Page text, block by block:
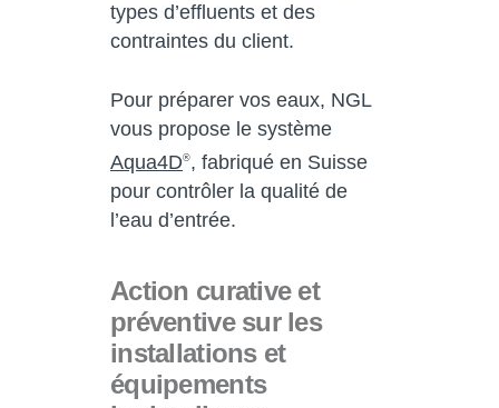
types d’effluents et des
contraintes du client.
Pour préparer vos eaux, NGL
vous propose le système
Aqua4D®, fabriqué en Suisse
pour contrôler la qualité de
l’eau d’entrée.
Action curative et
préventive sur les
installations et
équipements